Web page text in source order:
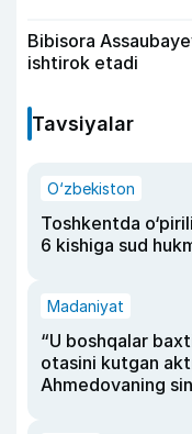
Bibisora
ishtirok etadi
Tavsiyalar
O‘zbekiston
Toshkentda
6 kishiga sud
Madaniyat
“U boshqalar
otasini kutgan
Ahmedovaning